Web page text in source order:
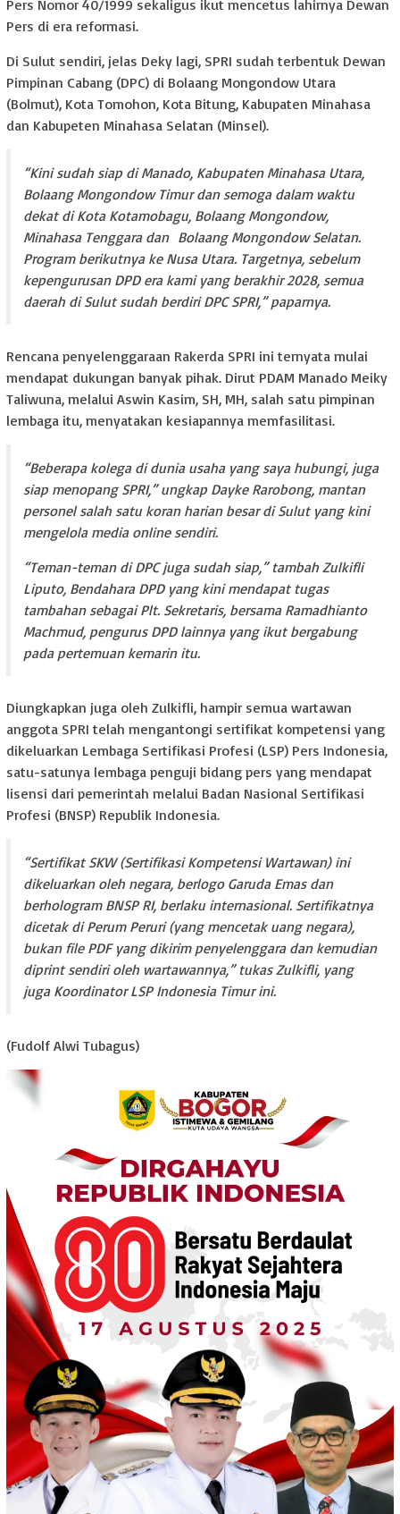
Pers Nomor 40/1999 sekaligus ikut mencetus lahirnya Dewan
Pers di era reformasi.
Di Sulut sendiri, jelas Deky lagi, SPRI sudah terbentuk Dewan
Pimpinan Cabang (DPC) di Bolaang Mongondow Utara
(Bolmut), Kota Tomohon, Kota Bitung, Kabupaten Minahasa
dan Kabupeten Minahasa Selatan (Minsel).
“Kini sudah siap di Manado, Kabupaten Minahasa Utara,
Bolaang Mongondow Timur dan semoga dalam waktu
dekat di Kota Kotamobagu, Bolaang Mongondow,
Minahasa Tenggara dan Bolaang Mongondow Selatan.
Program berikutnya ke Nusa Utara. Targetnya, sebelum
kepengurusan DPD era kami yang berakhir 2028, semua
daerah di Sulut sudah berdiri DPC SPRI,” paparnya.
Rencana penyelenggaraan Rakerda SPRI ini ternyata mulai
mendapat dukungan banyak pihak. Dirut PDAM Manado Meiky
Taliwuna, melalui Aswin Kasim, SH, MH, salah satu pimpinan
lembaga itu, menyatakan kesiapannya memfasilitasi.
“Beberapa kolega di dunia usaha yang saya hubungi, juga
siap menopang SPRI,” ungkap Dayke Rarobong, mantan
personel salah satu koran harian besar di Sulut yang kini
mengelola media online sendiri.
“Teman-teman di DPC juga sudah siap,” tambah Zulkifli
Liputo, Bendahara DPD yang kini mendapat tugas
tambahan sebagai Plt. Sekretaris, bersama Ramadhianto
Machmud, pengurus DPD lainnya yang ikut bergabung
pada pertemuan kemarin itu.
Diungkapkan juga oleh Zulkifli, hampir semua wartawan
anggota SPRI telah mengantongi sertifikat kompetensi yang
dikeluarkan Lembaga Sertifikasi Profesi (LSP) Pers Indonesia,
satu-satunya lembaga penguji bidang pers yang mendapat
lisensi dari pemerintah melalui Badan Nasional Sertifikasi
Profesi (BNSP) Republik Indonesia.
“Sertifikat SKW (Sertifikasi Kompetensi Wartawan) ini
dikeluarkan oleh negara, berlogo Garuda Emas dan
berhologram BNSP RI, berlaku internasional. Sertifikatnya
dicetak di Perum Peruri (yang mencetak uang negara),
bukan file PDF yang dikirim penyelenggara dan kemudian
diprint sendiri oleh wartawannya,” tukas Zulkifli, yang
juga Koordinator LSP Indonesia Timur ini.
(Fudolf Alwi Tubagus)